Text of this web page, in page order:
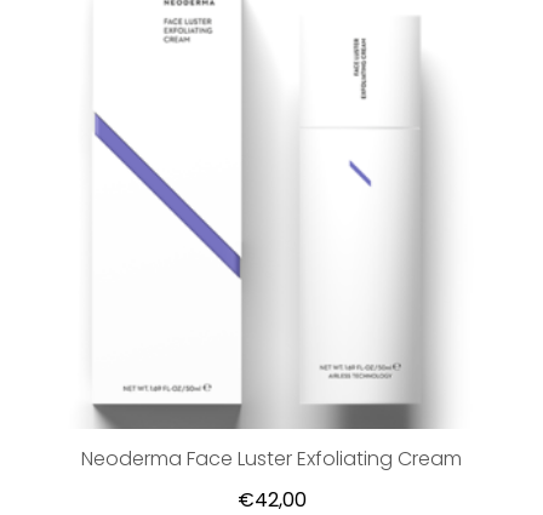
Neoderma Face Luster Exfoliating Cream
€42,00